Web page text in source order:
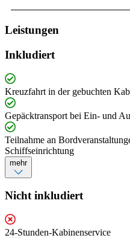
Leistungen
Inkludiert
Kreuzfahrt in der gebuchten
Gepäcktransport bei Ein- und
Teilnahme an
Schiffseinrichtung
mehr
Nicht inkludiert
24-Stunden-Kabinenservice